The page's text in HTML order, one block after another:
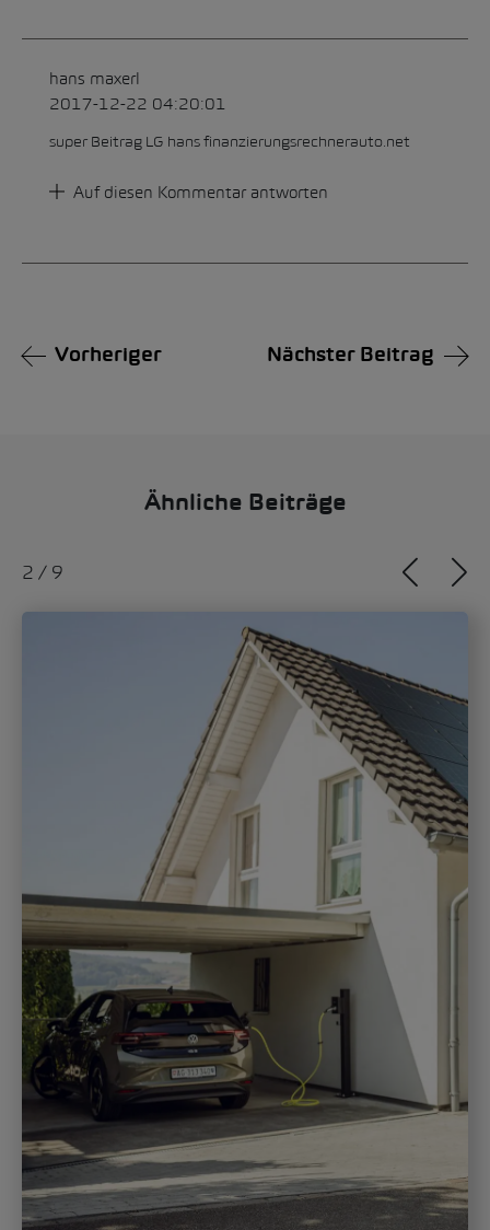
hans maxerl
2017-12-22 04:20:01
super Beitrag LG hans finanzierungsrechnerauto.net
Auf diesen Kommentar antworten
Vorheriger Nächster Beitrag
Ähnliche Beiträge
2 / 9